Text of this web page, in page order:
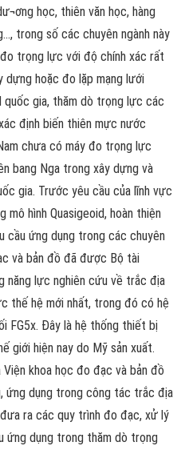
học, thiên văn học, hàng
trong số các chuyên ngành này
trọng lực với độ chính xác rất
dựng hoặc đo lặp mạng lưới
gia, thăm dò trọng lực các
định biến thiên mực nước
chưa có máy đo trọng lực
bang Nga trong xây dựng và
gia. Trước yêu cầu của lĩnh vực
hình Quasigeoid, hoàn thiện
cầu ứng dụng trong các chuyên
và bản đồ đã được Bộ tài
năng lực nghiên cứu về trắc địa
thế hệ mới nhất, trong đó có hệ
FG5x. Đây là hệ thống thiết bị
giới hiện nay do Mỹ sản xuất.
khoa học đo đạc và bản đồ
ứng dụng trong công tác trắc địa
ra các quy trình đo đạc, xử lý
ứng dụng trong thăm dò trọng